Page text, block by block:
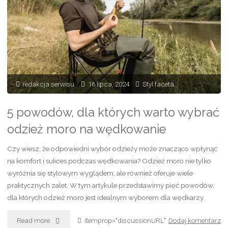
klasyczne
jeansy
–
ponadczasowe
męskiej
redakcja serwisu 16 lipca, 2024 Styl faceta
5 powodów, dla których warto wybrać
odzież moro na wędkowanie
Czy wiesz, że odpowiedni wybór odzieży może znacząco wpłynąć
na komfort i sukces podczas wędkowania? Odzież moro nie tylko
wyróżnia się stylowym wyglądem, ale również oferuje wiele
praktycznych zalet. W tym artykule przedstawimy pięć powodów,
dla których odzież moro jest idealnym wyborem dla wędkarzy.
Read more "5 itemprop="discussionURL" Dodaj komentarz